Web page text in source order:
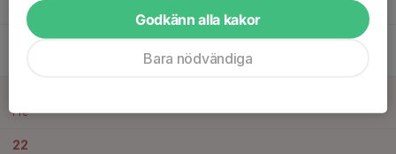
Ons
Fre
22
Godkänn alla kakor
Bara nödvändiga